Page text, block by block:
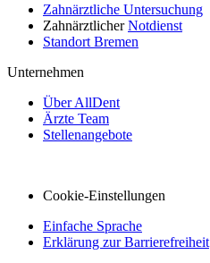
Zahnärztliche Untersuchung
ZahnärztlicherNotdienst
Standort Bremen
Unternehmen
Über AllDent
Ärzte Team
Stellenangebote
Cookie-Einstellungen
Einfache Sprache
Erklärung zur Barrierefreiheit